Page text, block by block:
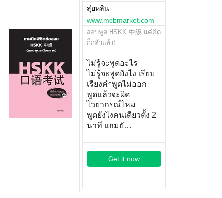
สุ่ยหลิน
www.mebmarket.com
สอบพูด HSKK 中级 แค่คิด
ก็กลัวแล้ว!
ไม่รู้จะพูดอะไร
ไม่รู้จะพูดยังไง เรียบ
เรียงคำพูดไม่ออก
พูดแล้วจะผิด
ไวยากรณ์ไหม
พูดยังไงคนเดียวตั้ง 2
นาที แถมยั…
Get it now